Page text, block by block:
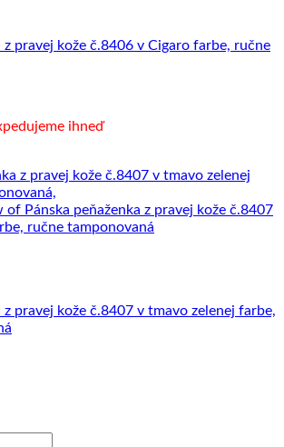
z pravej kože č.8406 v Cigaro farbe, ručne
ihneď
z pravej kože č.8407 v tmavo zelenej farbe,